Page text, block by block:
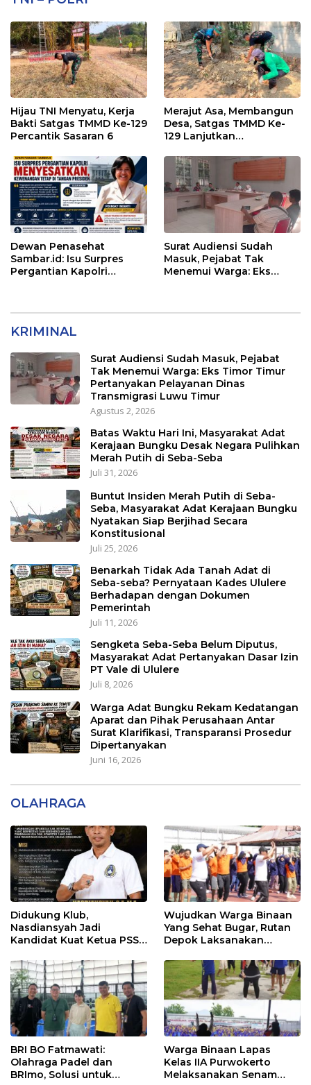
Hijau TNI Menyatu, Kerja
Bakti Satgas TMMD Ke-129
Percantik Sasaran 6
Merajut Asa, Membangun
Desa, Satgas TMMD Ke-
129 Lanjutkan
Dewan Penasehat
Sambar.id: Isu Surpres
Pergantian Kapolri
Surat Audiensi Sudah
Masuk, Pejabat Tak
Menemui Warga: Eks
KRIMINAL
Surat Audiensi Sudah Masuk, Pejabat
Tak Menemui Warga: Eks Timor Timur
Pertanyakan Pelayanan Dinas
Transmigrasi Luwu Timur
Agustus 2, 2026
Batas Waktu Hari Ini, Masyarakat Adat
Kerajaan Bungku Desak Negara Pulihkan
Merah Putih di Seba-Seba
Juli 31, 2026
Buntut Insiden Merah Putih di Seba-
Seba, Masyarakat Adat Kerajaan Bungku
Nyatakan Siap Berjihad Secara
Konstitusional
Juli 25, 2026
Benarkah Tidak Ada Tanah Adat di
Seba-seba? Pernyataan Kades Ululere
Berhadapan dengan Dokumen
Pemerintah
Juli 11, 2026
Sengketa Seba-Seba Belum Diputus,
Masyarakat Adat Pertanyakan Dasar Izin
PT Vale di Ululere
Juli 8, 2026
Warga Adat Bungku Rekam Kedatangan
Aparat dan Pihak Perusahaan Antar
Surat Klarifikasi, Transparansi Prosedur
Dipertanyakan
Juni 16, 2026
OLAHRAGA
Didukung Klub,
Nasdiansyah Jadi
Kandidat Kuat Ketua PSSI
Wujudkan Warga Binaan
Yang Sehat Bugar, Rutan
Depok Laksanakan
BRI BO Fatmawati:
Olahraga Padel dan
BRImo, Solusi untuk
Warga Binaan Lapas
Kelas IIA Purwokerto
Melaksanakan Senam